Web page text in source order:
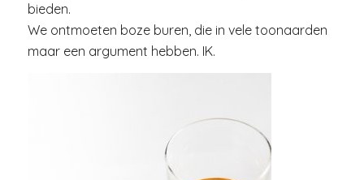
bieden.
We ontmoeten boze buren, die in vele toonaarden
maar een argument hebben. IK.